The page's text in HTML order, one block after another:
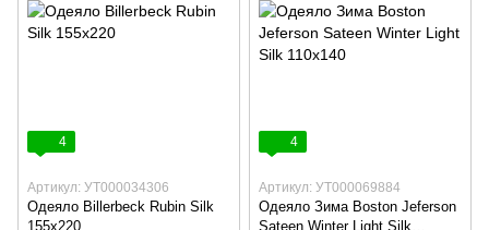
4
Артикул: УТ000034306
Одеяло Billerbeck Rubin Silk
155х220
4
Артикул: УТ000069884
Одеяло Зима Boston Jeferson
Sateen Winter Light Silk